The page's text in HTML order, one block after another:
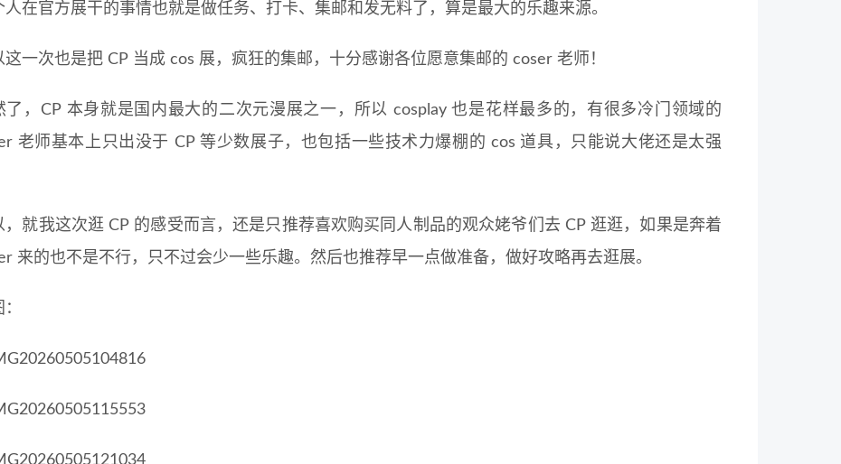
人在官方展干的事情也就是做任务、打卡、集邮和发无料了，算是最大的乐趣来源。
这一次也是把 CP 当成 cos 展，疯狂的集邮，十分感谢各位愿意集邮的 coser 老师！
了，CP 本身就是国内最大的二次元漫展之一，所以 cosplay 也是花样最多的，有很多冷门领域的
老师基本上只出没于 CP 等少数展子，也包括一些技术力爆棚的 cos 道具，只能说大佬还是太强
，就我这次逛 CP 的感受而言，还是只推荐喜欢购买同人制品的观众姥爷们去 CP 逛逛，如果是奔着
来的也不是不行，只不过会少一些乐趣。然后也推荐早一点做准备，做好攻略再去逛展。